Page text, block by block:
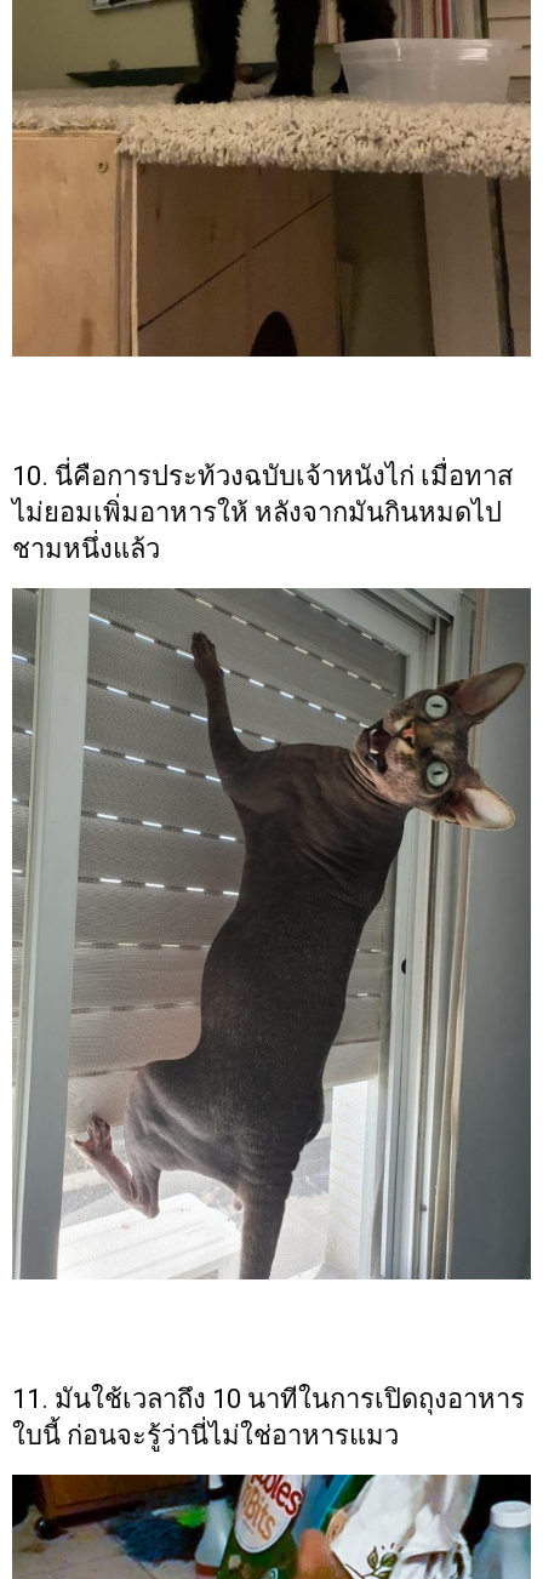
10. นี่คือการประท้วงฉบับเจ้าหนังไก่ เมื่อทาส
ไม่ยอมเพิ่มอาหารให้ หลังจากมันกินหมดไป
ชามหนึ่งแล้ว
11. มันใช้เวลาถึง 10 นาทีในการเปิดถุงอาหาร
ใบนี้ ก่อนจะรู้ว่านี่ไม่ใช่อาหารแมว